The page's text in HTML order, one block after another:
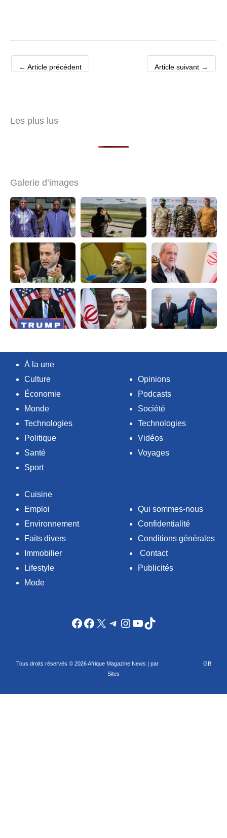
← Article précédent Article suivant →
Les plus lus
Galerie d’images
À la une
Culture
Économie
Monde
Technologies
Politique
Santé
Sport
Opinions
Podcasts
Société
Technologies
Vidéos
Voyages
Cuisine
Emploi
Environnement
Faits divers
Immobilier
Lifestyle
Mode
Qui sommes-nous
Confidentialité
Conditions générales
Contact
Publicités
Facebook
Facebook
X Telegram
Instagram
YouTube
TikTok
Tous droits réservés © 2026 Afrique Magazine News | par
GB
Sites